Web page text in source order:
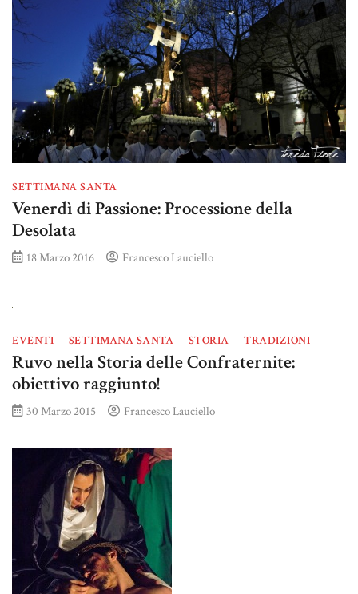
SETTIMANA SANTA
Venerdì di Passione: Processione della
Desolata
18 Marzo 2016 Francesco Lauciello
EVENTI SETTIMANA SANTA STORIA TRADIZIONI
Ruvo nella Storia delle Confraternite:
obiettivo raggiunto!
30 Marzo 2015 Francesco Lauciello